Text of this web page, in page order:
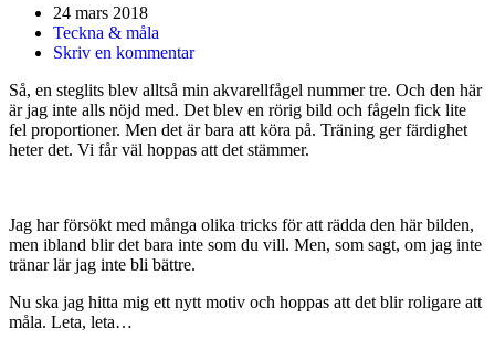
24 mars 2018
Teckna & måla
Skriv en kommentar
Så, en steglits blev alltså min akvarellfågel nummer tre. Och den här
är jag inte alls nöjd med. Det blev en rörig bild och fågeln fick lite
fel proportioner. Men det är bara att köra på. Träning ger färdighet
heter det. Vi får väl hoppas att det stämmer.
Jag har försökt med många olika tricks för att rädda den här bilden,
men ibland blir det bara inte som du vill. Men, som sagt, om jag inte
tränar lär jag inte bli bättre.
Nu ska jag hitta mig ett nytt motiv och hoppas att det blir roligare att
måla. Leta, leta…